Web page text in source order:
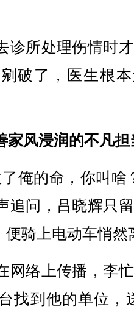
所处理伤情时
破了，医生根
家风浸润的不凡担
的命，你叫啥
追问，吕晓辉只
便骑上电动车悄然
络上传播，李
找到他的单位，